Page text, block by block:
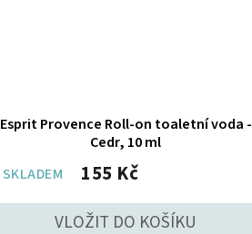
Esprit Provence Roll-on toaletní voda -
Cedr, 10 ml
SKLADEM
155 Kč